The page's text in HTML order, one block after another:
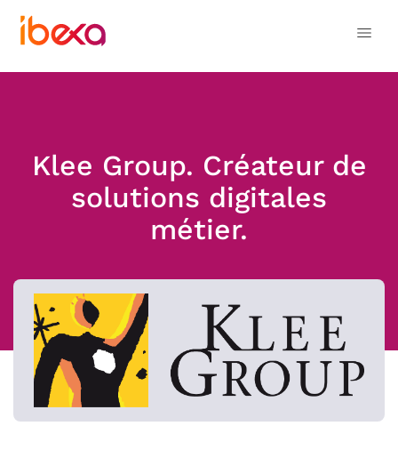
Klee Group. Créateur de
solutions digitales
métier.